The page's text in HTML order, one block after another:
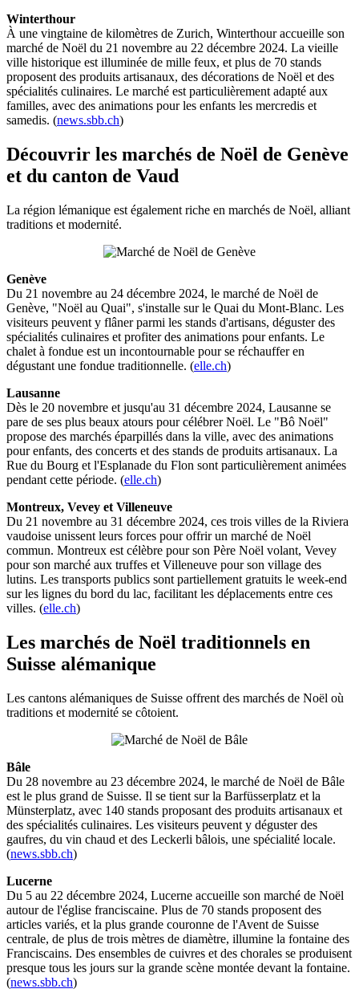
Winterthour
À une vingtaine de kilomètres de Zurich, Winterthour accueille son
marché de Noël du 21 novembre au 22 décembre 2024. La vieille
ville historique est illuminée de mille feux, et plus de 70 stands
proposent des produits artisanaux, des décorations de Noël et des
spécialités culinaires. Le marché est particulièrement adapté aux
familles, avec des animations pour les enfants les mercredis et
samedis. (news.sbb.ch)
Découvrir les marchés de Noël de Genève
et du canton de Vaud
La région lémanique est également riche en marchés de Noël, alliant
traditions et modernité.
Genève
Du 21 novembre au 24 décembre 2024, le marché de Noël de
Genève, "Noël au Quai", s'installe sur le Quai du Mont-Blanc. Les
visiteurs peuvent y flâner parmi les stands d'artisans, déguster des
spécialités culinaires et profiter des animations pour enfants. Le
chalet à fondue est un incontournable pour se réchauffer en
dégustant une fondue traditionnelle. (elle.ch)
Lausanne
Dès le 20 novembre et jusqu'au 31 décembre 2024, Lausanne se
pare de ses plus beaux atours pour célébrer Noël. Le "Bô Noël"
propose des marchés éparpillés dans la ville, avec des animations
pour enfants, des concerts et des stands de produits artisanaux. La
Rue du Bourg et l'Esplanade du Flon sont particulièrement animées
pendant cette période. (elle.ch)
Montreux, Vevey et Villeneuve
Du 21 novembre au 31 décembre 2024, ces trois villes de la Riviera
vaudoise unissent leurs forces pour offrir un marché de Noël
commun. Montreux est célèbre pour son Père Noël volant, Vevey
pour son marché aux truffes et Villeneuve pour son village des
lutins. Les transports publics sont partiellement gratuits le week-end
sur les lignes du bord du lac, facilitant les déplacements entre ces
villes. (elle.ch)
Les marchés de Noël traditionnels en
Suisse alémanique
Les cantons alémaniques de Suisse offrent des marchés de Noël où
traditions et modernité se côtoient.
Bâle
Du 28 novembre au 23 décembre 2024, le marché de Noël de Bâle
est le plus grand de Suisse. Il se tient sur la Barfüsserplatz et la
Münsterplatz, avec 140 stands proposant des produits artisanaux et
des spécialités culinaires. Les visiteurs peuvent y déguster des
gaufres, du vin chaud et des Leckerli bâlois, une spécialité locale.
(news.sbb.ch)
Lucerne
Du 5 au 22 décembre 2024, Lucerne accueille son marché de Noël
autour de l'église franciscaine. Plus de 70 stands proposent des
articles variés, et la plus grande couronne de l'Avent de Suisse
centrale, de plus de trois mètres de diamètre, illumine la fontaine des
Franciscains. Des ensembles de cuivres et des chorales se produisent
presque tous les jours sur la grande scène montée devant la fontaine.
(news.sbb.ch)